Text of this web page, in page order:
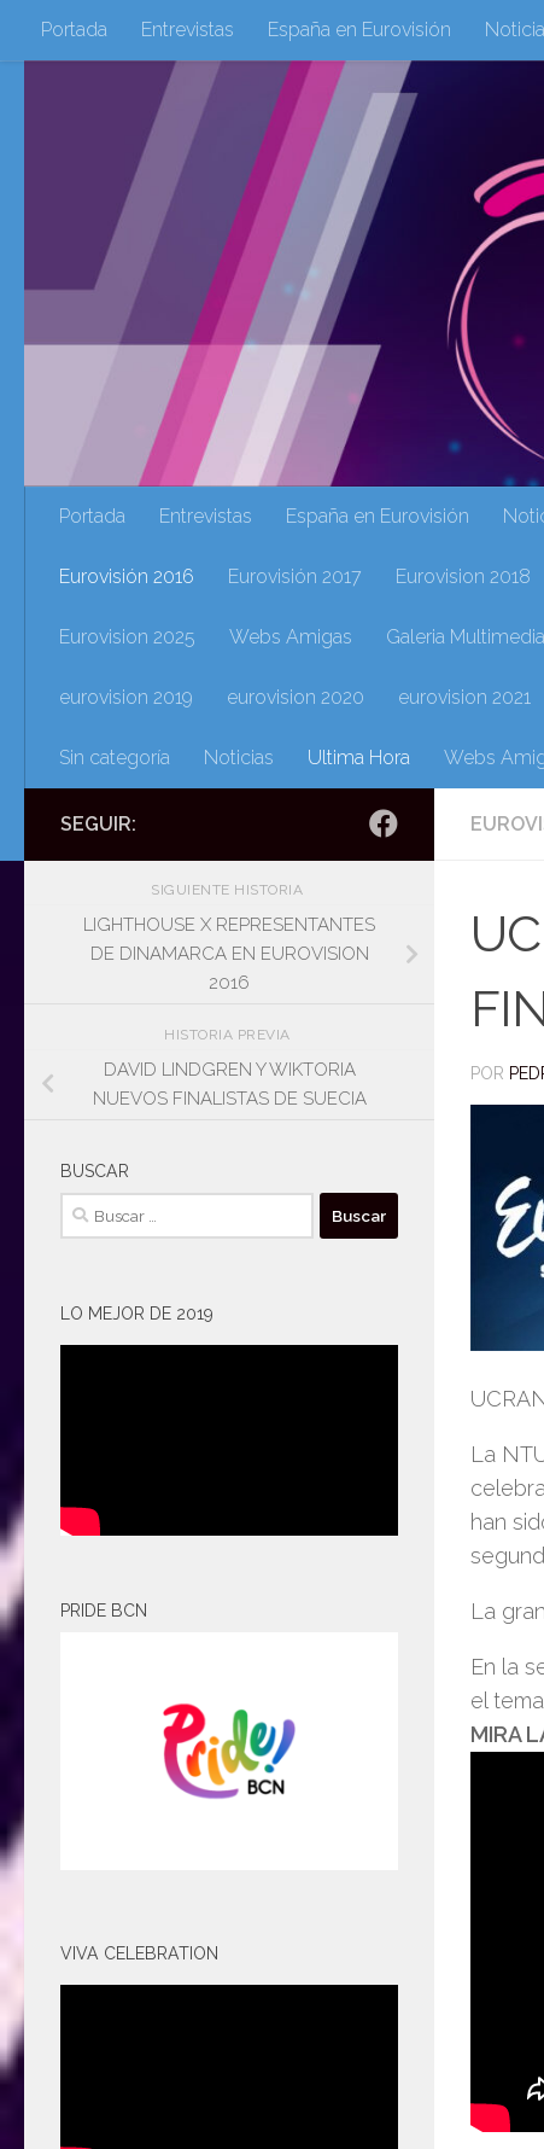
Saltar al contenido
Portada Entrevistas España en Eurovisión
Eurovisión 2016 Eurovisión 2017 Eurovision 2018
Eurovision 2025 Webs Amigas Galeria Multimedia
eurovision 2020 eurovision 2021 Eurovision 2022
Ultima Hora Webs Amigas
Portada Entrevistas España en Eurovisión
Eurovisión 2016 Eurovisión 2017 Eurovision 2018
Eurovision 2025 Webs Amigas Galeria Multimedia
eurovision 2019 eurovision 2020 eurovision 2021
Sin categoría Noticias Ultima Hora Webs
POR
La
han
La
En la
el
MIRA
SEGUIR:
SIGUIENTE HISTORIA
LIGHTHOUSE X REPRESENTANTES
DE DINAMARCA EN EUROVISION
2016
HISTORIA PREVIA
DAVID LINDGREN Y WIKTORIA
NUEVOS FINALISTAS DE SUECIA
BUSCAR
Buscar:
LO MEJOR DE 2019
PRIDE BCN
VIVA CELEBRATION